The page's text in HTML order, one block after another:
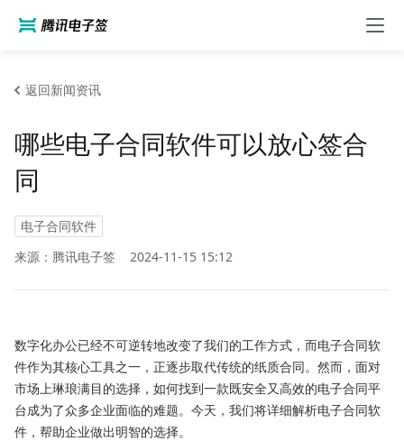
返回新闻资讯
哪些电子合同软件可以放心签合
同
电子合同软件
来源：腾讯电子签
2024-11-15 15:12
数字化办公已经不可逆转地改变了我们的工作方式，而电子合同软
件作为其核心工具之一，正逐步取代传统的纸质合同。然而，面对
市场上琳琅满目的选择，如何找到一款既安全又高效的电子合同平
台成为了众多企业面临的难题。今天，我们将详细解析电子合同软
件，帮助企业做出明智的选择。